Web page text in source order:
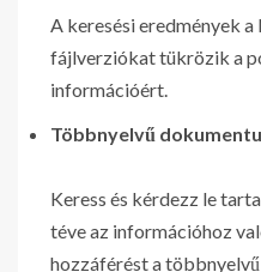
A keresési eredmények
fájlverziókat tükrözik a
információért.
Többnyelvű
Keress és kérdezz le
téve az információhoz
hozzáférést a